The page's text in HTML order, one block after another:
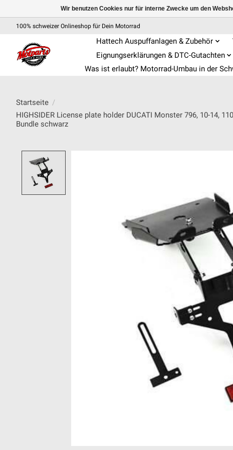
100% schweizer Onlineshop für Dein Motorrad
Hattech Auspuffanlagen & Zubehör
Eignungserklärungen & DTC-Gutachten
Was ist erlaubt? Motorrad-Umbau in der
Startseite /
HIGHSIDER License plate holder DUCATI Monster 796, 10-14,
Bundle schwarz
Wir benutzen Cookies nur für interne Zwecke um den